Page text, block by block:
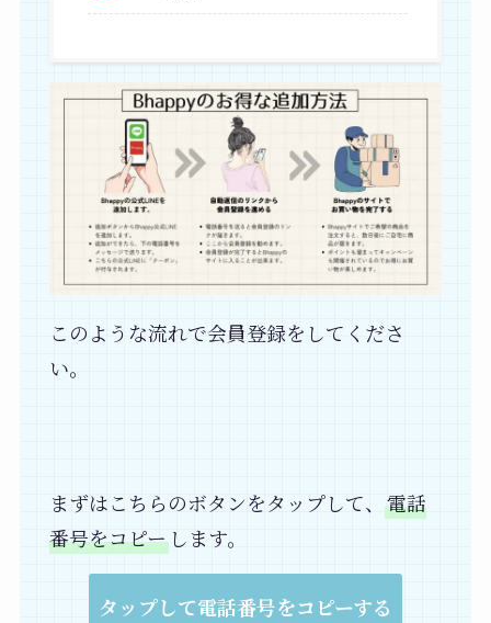
このような流れで会員登録をしてくださ
い。
まずはこちらのボタンをタップして、 電話
番号をコピーします。
タップして電話番号をコピーする